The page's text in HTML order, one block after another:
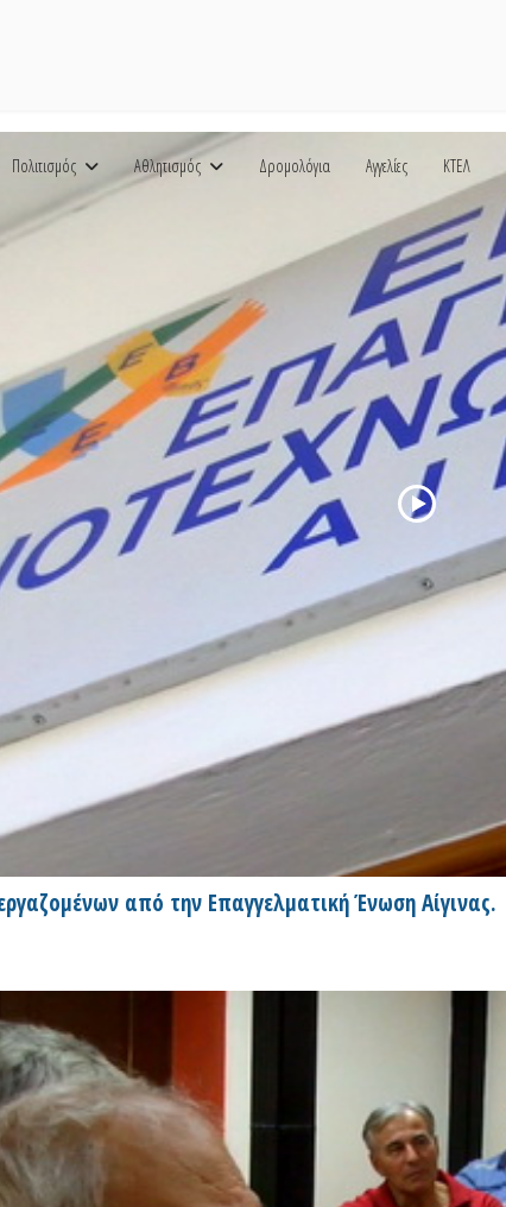
Πολιτισμός Αθλητισμός Δρομολόγια Αγγελίες ΚΤΕΛ
από την Επαγγελματική Ένωση Αίγινας.